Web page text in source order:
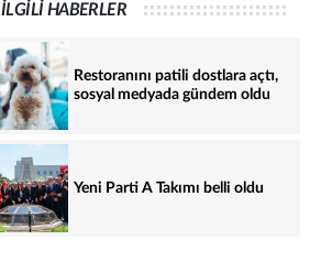
İLGİLİ HABERLER
Restoranını patili dostlara açtı,
sosyal medyada gündem oldu
Yeni Parti A Takımı belli oldu